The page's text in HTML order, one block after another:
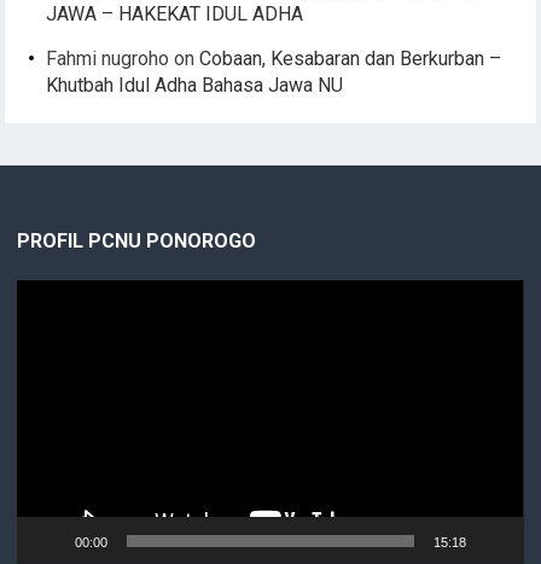
JAWA – HAKEKAT IDUL ADHA
Fahmi nugroho onCobaan, Kesabaran dan Berkurban –
Khutbah Idul Adha Bahasa Jawa NU
PROFIL PCNU PONOROGO
00:00 15:18